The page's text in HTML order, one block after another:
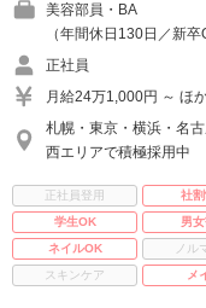
美容部員・BA
（年間休日130日／新
正社員
月給24万1,000円 ～ ほ
札幌・東京・横浜・名
西エリアで積極採用中
正社員登用 社
学生OK
男
ネイルOK
ノル
スキンケア
メ